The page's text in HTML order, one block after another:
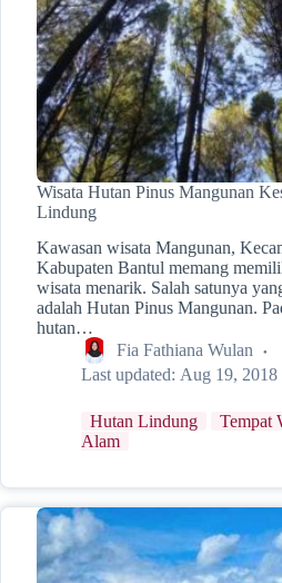
Wisata Hutan Pinus Mangunan
Lindung
Kawasan wisata Mangunan,
Kabupaten Bantul memang
wisata menarik. Salah satunya
adalah Hutan Pinus Mangunan.
hutan…
Fia Fathiana Wulan
Last updated: Aug 19, 2018
Hutan Lindung Tempat
Alam